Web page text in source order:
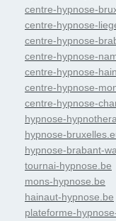
centre-hypnose-
centre-hypnose-
centre-hypnose-
centre-hypnose-
centre-hypnose-
centre-hypnose-
centre-hypnose-
hypnose-
hypnose-
hypnose-brabant-
tournai-hypnose.be
mons-hypnose.be
hainaut-hypnose.be
plateforme-